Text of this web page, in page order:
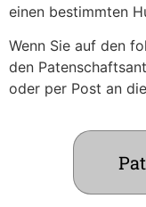
einen bestimmten
Wenn Sie auf den
den
oder per Post an